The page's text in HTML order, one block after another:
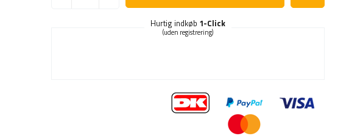
Hurtig indkøb 1-Click
(uden registrering)